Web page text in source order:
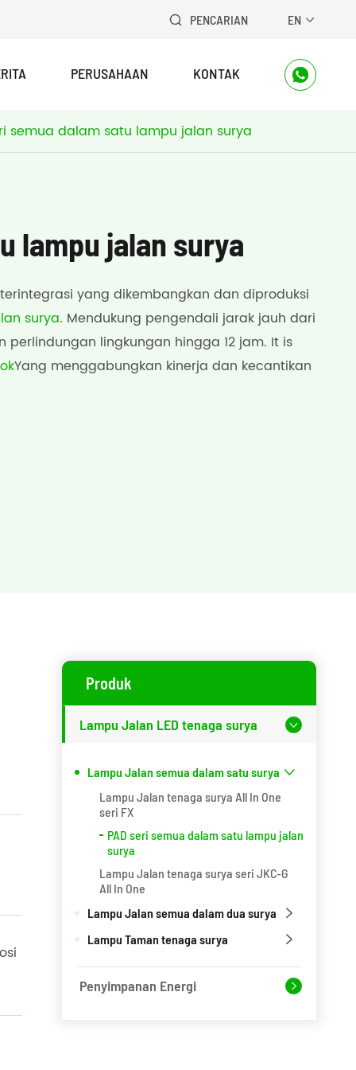
 PENCARIAN EN 
PERUSAHAAN KONTAK 
semua dalam satu lampu jalan surya
lampu jalan surya
yang dikembangkan dan diproduksi
surya. Mendukung pengendali jarak jauh dari
lingkungan hingga 12 jam. It is
Yang menggabungkan kinerja dan kecantikan
Produk
Lampu Jalan LED tenaga surya 
Lampu Jalan semua dalam satu surya 
Lampu Jalan tenaga surya All In One
seri FX
PAD seri semua dalam satu lampu jalan
surya
Lampu Jalan tenaga surya seri JKC-G
All In One
Lampu Jalan semua dalam dua surya

Lampu Taman tenaga surya 
Penyimpanan Energi 